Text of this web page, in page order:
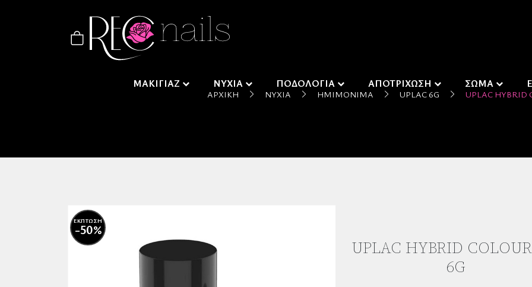
ΜΑΚΙΓΙΑΖ ΝΥΧΙΑ ΠΟΔΟΛΟΓΙΑ ΑΠΟΤΡΙΧΩΣΗ ΣΩΜΑ
ΑΡΧΙΚΉ ΝΎΧΙΑ ΗΜΙΜΌΝΙΜΑ UPLAC 6G UPLAC HYBRID
ΕΚΠΤΩΣΗ
-50%
UPLAC HYBRID
6G